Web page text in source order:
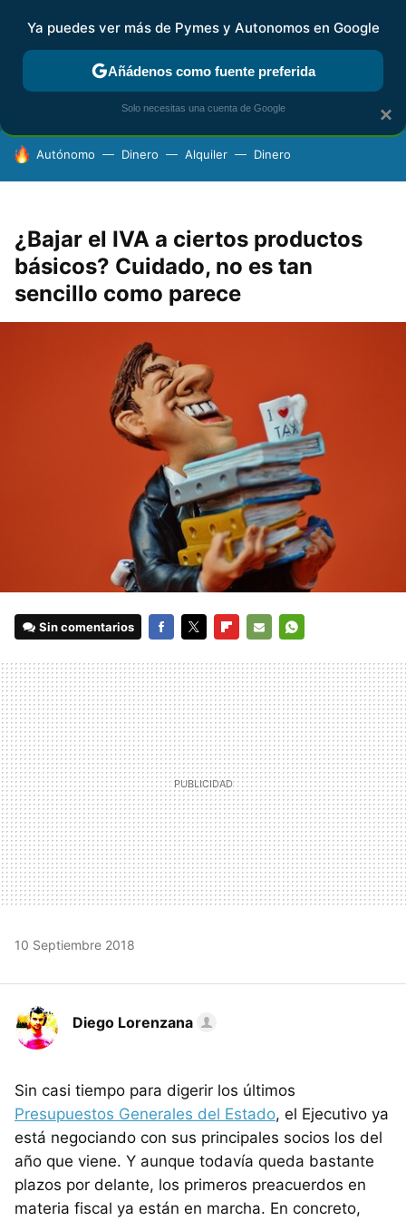
FISCALIDAD Y CONTABILIDAD KIT DIGITAL RENTA
HOY SE HABLA DE
Autónomo Dinero Alquiler Dinero
¿Bajar el IVA a ciertos productos
básicos? Cuidado, no es tan
sencillo como parece
Sin comentarios
MAIL
10 Septiembre 2018
Diego Lorenzana
Sin casi tiempo para digerir los últimos
Presupuestos Generales del Estado, el Ejecutivo ya
está negociando con sus principales socios los del
año que viene. Y aunque todavía queda bastante
plazos por delante, los primeros preacuerdos en
materia fiscal ya están en marcha. En concreto,
×
Ya puedes ver más de Pymes y Autonomos en Google
Añádenos como fuente preferida
Solo necesitas una cuenta de Google